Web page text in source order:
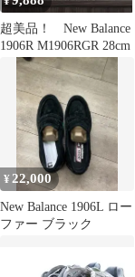
超美品！ New Balance
1906R M1906RGR 28cm
¥ 22,000
New Balance 1906L ロー
ファー ブラック